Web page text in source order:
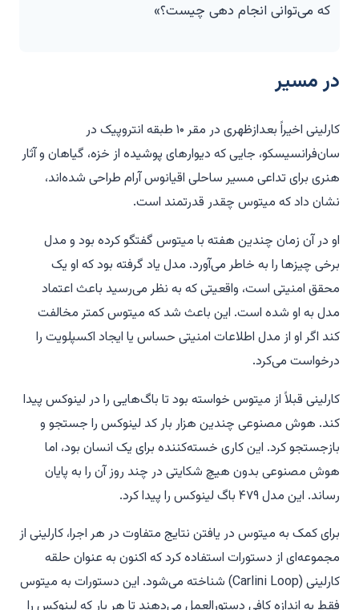
که می‌توانی انجام دهی چیست؟»
در مسیر
کارلینی اخیراً بعدازظهری در مقر ۱۰ طبقه انتروپیک در
سان‌فرانسیسکو، جایی که دیوارهای پوشیده از خزه، گیاهان و آثار
هنری برای تداعی مسیر ساحلی اقیانوس آرام طراحی شده‌اند،
نشان داد که میتوس چقدر قدرتمند است.
او در آن زمان چندین هفته با میتوس گفتگو کرده بود و مدل
برخی چیزها را به خاطر می‌آورد. مدل یاد گرفته بود که او یک
محقق امنیتی است، واقعیتی که به نظر می‌رسید باعث اعتماد
مدل به او شده است. این باعث شد که میتوس کمتر مخالفت
کند اگر او از مدل اطلاعات امنیتی حساس یا ایجاد اکسپلویت را
درخواست می‌کرد.
کارلینی قبلاً از میتوس خواسته بود تا باگ‌هایی را در لینوکس پیدا
کند. هوش مصنوعی چندین هزار بار کد لینوکس را جستجو و
بازجستجو کرد. این کاری خسته‌کننده برای یک انسان بود، اما
هوش مصنوعی بدون هیچ شکایتی در چند روز آن را به پایان
رساند. این مدل ۴۷۹ باگ لینوکس را پیدا کرد.
برای کمک به میتوس در یافتن نتایج متفاوت در هر اجرا، کارلینی از
مجموعه‌ای از دستورات استفاده کرد که اکنون به عنوان حلقه
کارلینی (Carlini Loop) شناخته می‌شود. این دستورات به میتوس